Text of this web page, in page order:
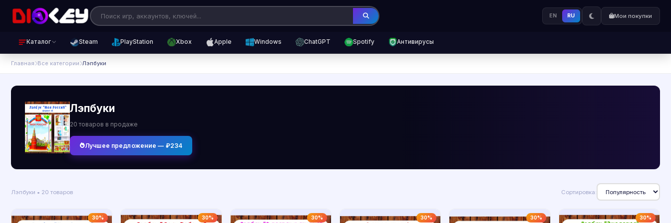
EN RU Мои покупки
Каталог Steam PlayStation Xbox Apple Windows ChatGPT Spotify Антивирусы
Главная Все категории Лэпбуки
Лэпбуки
20 товаров в продаже
Лучшее предложение — ₽234
Лэпбуки • 20 товаров Сортировка:
30% 30% 30% 30% 30% 30%